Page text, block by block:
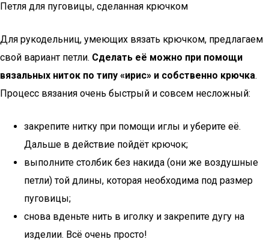
Петля для пуговицы, сделанная крючком
Для рукодельниц, умеющих вязать крючком, предлагаем
свой вариант петли. Сделать её можно при помощи
вязальных ниток по типу «ирис» и собственно крючка.
Процесс вязания очень быстрый и совсем несложный:
закрепите нитку при помощи иглы и уберите её.
Дальше в действие пойдёт крючок;
выполните столбик без накида (они же воздушные
петли) той длины, которая необходима под размер
пуговицы;
снова вденьте нить в иголку и закрепите дугу на
изделии. Всё очень просто!